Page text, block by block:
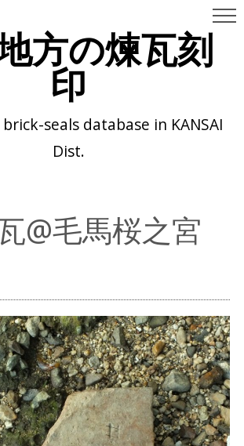
方の煉瓦刻
印
seals database in KANSAI
Dist.
@毛馬桜之宮